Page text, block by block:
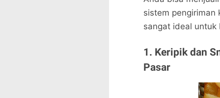
sistem pengiriman
sangat ideal untuk
1. Keripik dan
Pasar